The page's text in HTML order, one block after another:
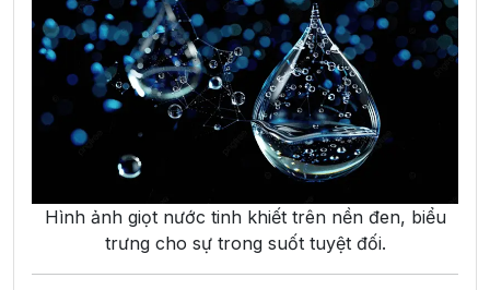
Hình ảnh giọt nước tinh khiết trên nền đen, biểu
trưng cho sự trong suốt tuyệt đối.